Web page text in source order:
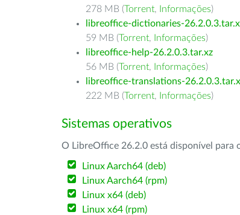
278 MB (Torrent, Informações)
libreoffice-dictionaries-
59 MB (Torrent, Informações)
libreoffice-help-26.2.0.3.tar.xz
56 MB (Torrent, Informações)
libreoffice-translations-
222 MB (Torrent, Informações)
Sistemas operativos
O LibreOffice 26.2.0 está disponível para
Linux Aarch64 (deb)
Linux Aarch64 (rpm)
Linux x64 (deb)
Linux x64 (rpm)